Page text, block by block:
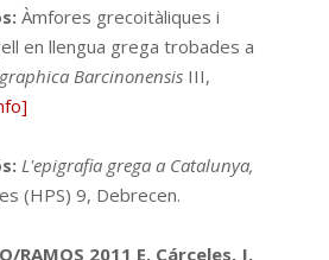
Àmfores grecoitàliques i
en llengua grega trobades a
Barcinonensis III,
L'epigrafia grega a Catalunya,
(HPS) 9, Debrecen.
RAMOS 2011 E. Cárceles, J.